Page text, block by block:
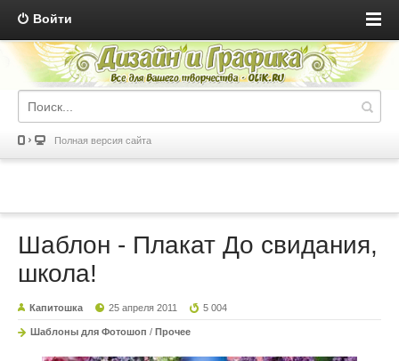
Войти
Полная версия сайта
Шаблон - Плакат До свидания,
школа!
Капитошка 25 апреля 2011 5 004
Шаблоны для Фотошоп / Прочее